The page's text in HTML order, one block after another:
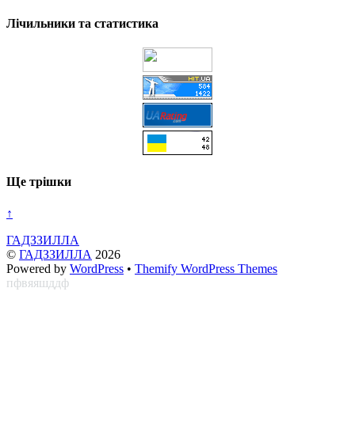
Лічильники та статистика
Ще трішки
↑
ГАДЗЗИЛЛА
© ГАДЗЗИЛЛА 2026
Powered by WordPress • Themify WordPress Themes
пфвяяшддф